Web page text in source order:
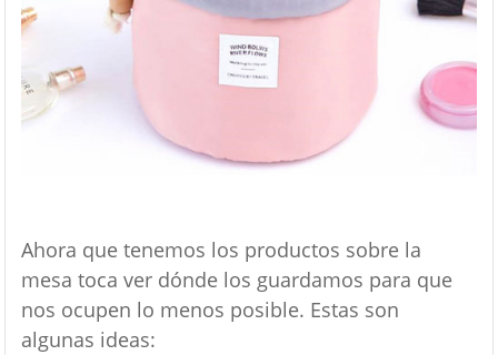
Ahora que tenemos los productos sobre la
mesa toca ver dónde los guardamos para que
nos ocupen lo menos posible. Estas son
algunas ideas: